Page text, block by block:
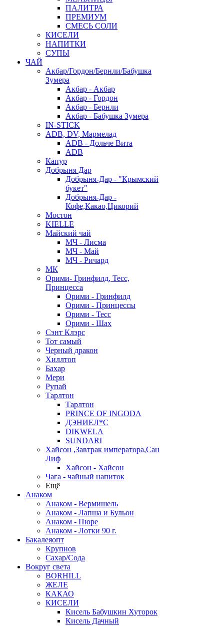
ПАЛИТРА
ПРЕМИУМ
СМЕСЬ СОЛИ
КИСЕЛИ
НАПИТКИ
СУПЫ
ЧАЙ
Акбар/Гордон/Бернли/Бабушка
Зумера
Акбар - Акбар
Акбар - Гордон
Акбар - Бернли
Акбар - Бабушка Зумера
IN-STICK
ADB, DV, Мармелад
ADB - Дольче Вита
ADB
Капур
Добрыня Дар
Добрыня-Дар - "Крымский
букет"
Добрыня-Дар -
Кофе,Какао,Цикорий
Мостон
KIELLE
Майский чай
МЧ - Лисма
МЧ - Май
МЧ - Ричард
МК
Орими- Гринфилд, Тесс,
Принцесса
Орими - Гринфилд
Орими - Принцессы
Орими - Тесс
Орими - Шах
Сэнт Клэрс
Тот самый
Черный дракон
Хиллтоп
Бахар
Мери
Рупай
Тарлтон
Тарлтон
PRINCE OF INGODA
ДЭНИЕЛ*С
DIKWELA
SUNDARI
Хайсон ,Завтрак императора,Сан
Лиф
Хайсон - Хайсон
Чага - чайный напиток
Ещё
Анаком
Анаком - Вермишель
Анаком - Лапша и Бульон
Анаком - Пюре
Анаком - Лотки 90 г.
Бакалеяопт
Крупнов
Сахар/Сода
Вокруг света
BORHILL
ЖЕЛЕ
КАКАО
КИСЕЛИ
Кисель Бабушкин Хуторок
Кисель Дачный